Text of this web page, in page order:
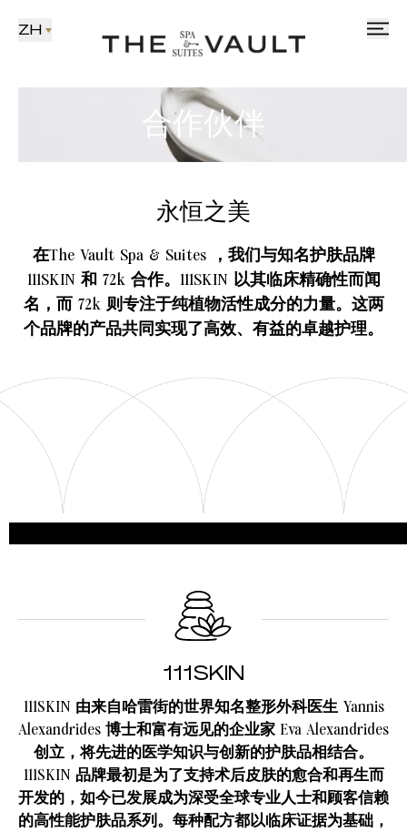
ZH
合作伙伴
永恒之美
在The Vault Spa & Suites ，我们与知名护肤品牌
111SKIN 和 72k 合作。111SKIN 以其临床精确性而闻
名，而 72k 则专注于纯植物活性成分的力量。这两
111SKIN
111SKIN 由来自哈雷街的世界知名整形外科医生 Yannis
Alexandrides 博士和富有远见的企业家 Eva Alexandrides
创立，将先进的医学知识与创新的护肤品相结合。
111SKIN 品牌最初是为了支持术后皮肤的愈合和再生而
开发的，如今已发展成为深受全球专业人士和顾客信赖
的高性能护肤品系列。每种配方都以临床证据为基础，